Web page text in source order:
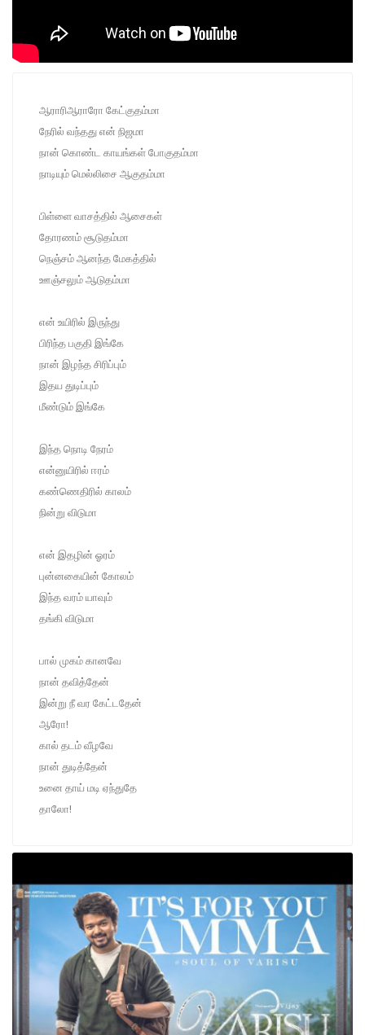
ஆராரிஆராரோ கேட்குதம்மா
நேரில் வந்தது என் நிஜமா
நான் கொண்ட காயங்கள் போகுதம்மா
நாடியும் மெல்லிசை ஆகுதம்மா
பிள்ளை வாசத்தில் ஆசைகள்
தோரணம் சூடுதம்மா
நெஞ்சம் ஆனந்த மேகத்தில்
ஊஞ்சலும் ஆடுதம்மா
என் உயிரில் இருந்து
பிரிந்த பகுதி இங்கே
நான் இழந்த சிரிப்பும்
இதய துடிப்பும்
மீண்டும் இங்கே
இந்த நொடி நேரம்
என்னுயிரில் ஈரம்
கண்ணெதிரில் காலம்
நின்று விடுமா
என் இதழின் ஓரம்
புன்னகையின் கோலம்
இந்த வரம் யாவும்
தங்கி விடுமா
பால் முகம் கானவே
நான் தவித்தேன்
இன்று நீ வர கேட்டதேன்
ஆரோ!
கால் தடம் வீழவே
நான் துடித்தேன்
உனை தாய் மடி ஏந்துதே
தாலோ!